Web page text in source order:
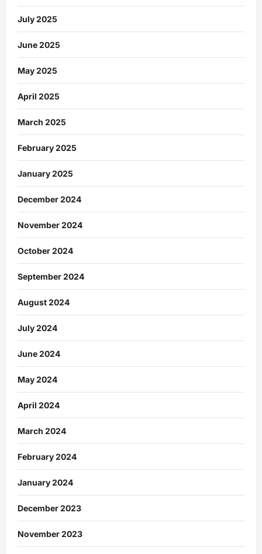
July 2025
June 2025
May 2025
April 2025
March 2025
February 2025
January 2025
December 2024
November 2024
October 2024
September 2024
August 2024
July 2024
June 2024
May 2024
April 2024
March 2024
February 2024
January 2024
December 2023
November 2023